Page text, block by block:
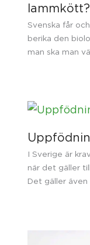
lammkött?
Svenska får
berika den
man ska man
I Sverige är
när det gäller
Det gäller även